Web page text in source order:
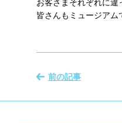
お客さまそれぞれに違
皆さんもミュージアム
前の記事